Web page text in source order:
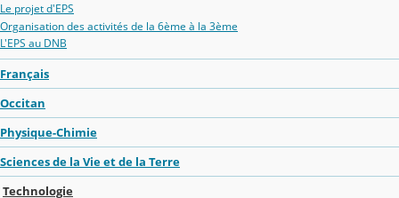
Le projet d'EPS
Organisation des activités de la 6ème à la 3ème
L'EPS au DNB
Français
Occitan
Physique-Chimie
Sciences de la Vie et de la Terre
Technologie